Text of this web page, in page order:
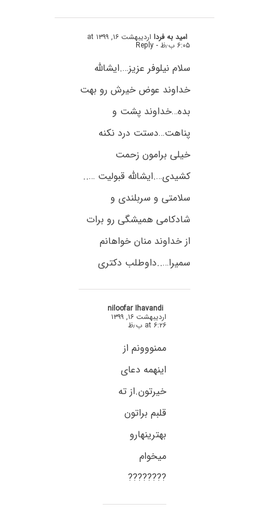
امید به فردا اردیبهشت ۱۶, ۱۳۹۹ at
۶:۰۵ ب٫ظ - Reply
سلام نیلوفر عزیز….ایشالله
خداوند عوض خیرش رو بهت
بده…خداوند پشت و
پناهت…دستت درد نکنه
خیلی برامون زحمت
کشیدی….ایشالله قبولیت …..
سلامتی و سربلندی و
شادکامی همیشگی رو برات
از خداوند منان خواهانم
سمیرا…..داوطلب دکتری
niloofar Ihavandi
اردیبهشت ۱۶, ۱۳۹۹
at ۶:۲۶ ب٫ظ
ممنووونم از
اینهمه دعای
خیرتون.از ته
قلبم براتون
بهترینهارو
میخوام
????????